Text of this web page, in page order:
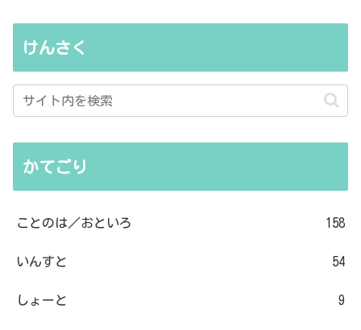
けんさく
かてごり
ことのは／おといろ 158
いんすと 54
しょーと 9